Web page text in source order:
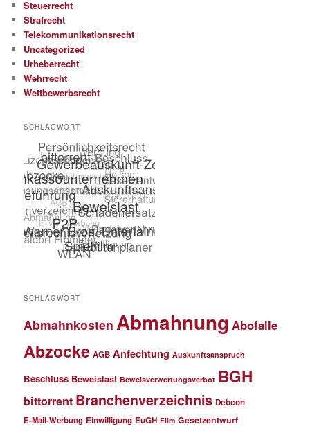
Steuerrecht
Strafrecht
Telekommunikationsrecht
Uncategorized
Urheberrecht
Wehrrecht
Wettbewerbsrecht
SCHLAGWORT
SCHLAGWORT
Abmahnkosten Abmahnung Abofalle
Abzocke AGB Anfechtung Auskunftsanspruch
Beschluss Beweislast Beweisverwertungsverbot BGH
bittorrent Branchenverzeichnis Debcon
E-Mail-Werbung Einwilligung EuGH Film Gesetzentwurf